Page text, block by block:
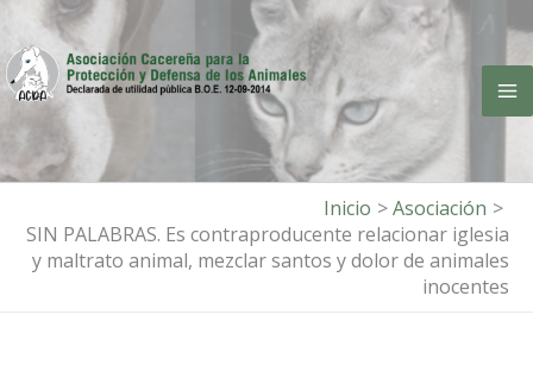
contenido
Inicio
Asociación
SIN PALABRAS. Es contraproducente relacionar iglesia
y maltrato animal, mezclar santos y dolor de animales
inocentes